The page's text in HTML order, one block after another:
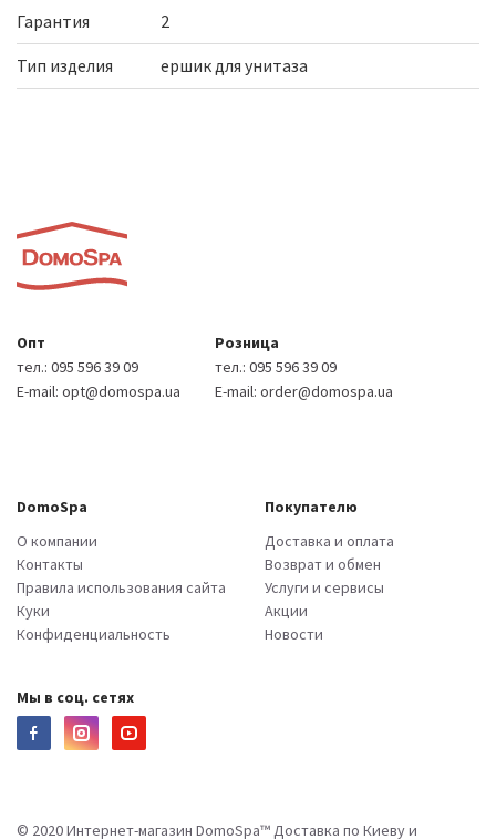
Гарантия
2
Тип изделия
ершик для унитаза
Опт
тел.: 095 596 39 09
E-mail: opt@domospa.ua
Розница
тел.: 095 596 39 09
E-mail: order@domospa.ua
DomoSpa
О компании
Контакты
Правила использования сайта
Куки
Конфиденциальность
Покупателю
Доставка и оплата
Возврат и обмен
Услуги и сервисы
Акции
Новости
Мы в соц. сетях
© 2020 Интернет-магазин DomoSpa™ Доставка по Киеву и